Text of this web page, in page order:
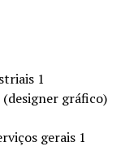
1
gráfico)
gerais 1